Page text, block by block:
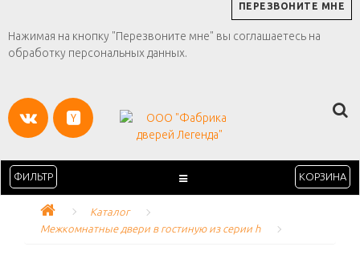
Нажимая на кнопку "Перезвоните мне" вы соглашаетесь на
обработку персональных данных.
ФИЛЬТР КОРЗИНА
Каталог
Межкомнатные двери в гостиную из серии h